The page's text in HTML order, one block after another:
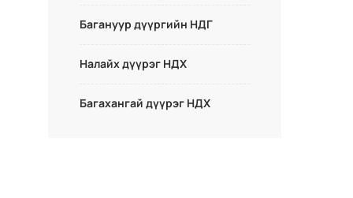
Багануур дүүргийн НДГ
Налайх дүүрэг НДХ
Багахангай дүүрэг НДХ